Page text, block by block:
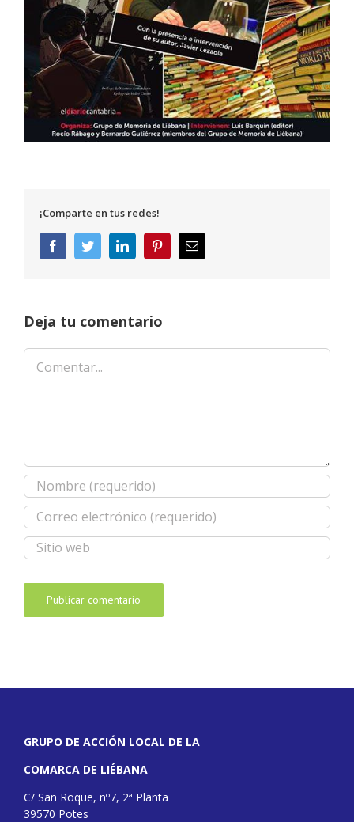
¡Comparte en tus redes!
FacebookTwitterLinkedInPinterestCorreo
electrónico
Deja tu comentario
Comentar
GRUPO DE ACCIÓN LOCAL DE LA
COMARCA DE LIÉBANA
C/ San Roque, nº7, 2ª Planta
39570 Potes